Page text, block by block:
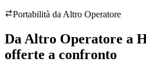
Portabilità da Altro Operatore
Da Altro Operatore a
offerte a confronto